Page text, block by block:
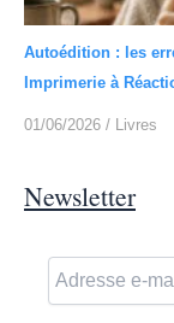
Autoédition : les
Imprimerie à
01/06/2026 / Livres
Newsletter